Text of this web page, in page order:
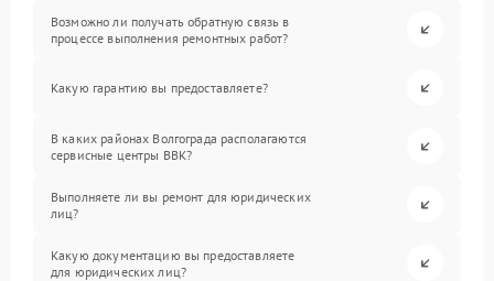
Возможно ли получать обратную связь в
процессе выполнения ремонтных работ?
Какую гарантию вы предоставляете?
В каких районах Волгограда располагаются
сервисные центры BBK?
Выполняете ли вы ремонт для юридических
лиц?
Какую документацию вы предоставляете
для юридических лиц?